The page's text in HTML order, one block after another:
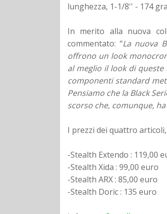
lunghezza, 1-1/8'' - 174
In merito alla nuova
commentato: “La nuova
offrono un look
al meglio il look di
componenti standard
Pensiamo che la Black
scorso che, comunque,
I prezzi dei quattro
-Stealth Extendo : 119,00
-Stealth Xida : 99,00 euro
-Stealth ARX : 85,00 euro
-Stealth Doric : 135 euro